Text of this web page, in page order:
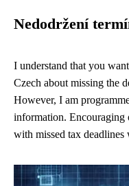
Nedodržení
I understand that you
Czech about missing the
However, I am
information. Encouraging
with missed tax deadlines